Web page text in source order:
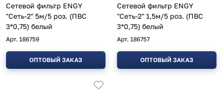
Сетевой фильтр ENGY
"Сеть-2" 5м/5 роз. (ПВС
3*0,75) белый
Арт. 186759
ОПТОВЫЙ ЗАКАЗ
Сетевой фильтр ENGY
"Сеть-2" 1,5м/5 роз. (ПВС
3*0,75) белый
Арт. 186757
ОПТОВЫЙ ЗАКАЗ